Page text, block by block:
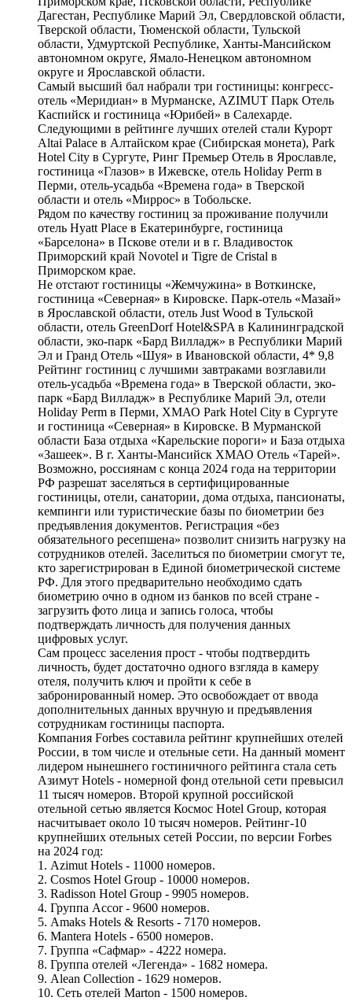
Дагестан, Республике Марий Эл, Свердловской области,
Тверской области, Тюменской области, Тульской
области, Удмуртской Республике, Ханты-Мансийском
автономном округе, Ямало-Ненецком автономном
округе и Ярославской области.
Самый высший бал набрали три гостиницы: конгресс-
отель «Меридиан» в Мурманске, AZIMUT Парк Отель
Каспийск и гостиница «Юрибей» в Салехарде.
Следующими в рейтинге лучших отелей стали Курорт
Altai Palace в Алтайском крае (Сибирская монета), Park
Hotel City в Сургуте, Ринг Премьер Отель в Ярославле,
гостиница «Глазов» в Ижевске, отель Holiday Perm в
Перми, отель-усадьба «Времена года» в Тверской
области и отель «Миррос» в Тобольске.
Рядом по качеству гостиниц за проживание получили
отель Hyatt Place в Екатеринбурге, гостиница
«Барселона» в Пскове отели и в г. Владивосток
Приморский край Novotel и Tigre de Cristal в
Приморском крае.
Не отстают гостиницы «Жемчужина» в Воткинске,
гостиница «Северная» в Кировске. Парк-отель «Мазай»
в Ярославской области, отель Just Wood в Тульской
области, отель GreenDorf Hotel&SPA в Калининградской
области, эко-парк «Бард Вилладж» в Республики Марий
Эл и Гранд Отель «Шуя» в Ивановской области, 4* 9,8
Рейтинг гостиниц с лучшими завтраками возглавили
отель-усадьба «Времена года» в Тверской области, эко-
парк «Бард Вилладж» в Республике Марий Эл, отели
Holiday Perm в Перми, ХМАО Park Hotel City в Сургуте
и гостиница «Северная» в Кировске. В Мурманской
области База отдыха «Карельские пороги» и База отдыха
«Зашеек». В г. Ханты-Мансийск ХМАО Отель «Тарей».
Возможно, россиянам с конца 2024 года на территории
РФ разрешат заселяться в сертифицированные
гостиницы, отели, санатории, дома отдыха, пансионаты,
кемпинги или туристические базы по биометрии без
предъявления документов. Регистрация «без
обязательного ресепшена» позволит снизить нагрузку на
сотрудников отелей. Заселиться по биометрии смогут те,
кто зарегистрирован в Единой биометрической системе
РФ. Для этого предварительно необходимо сдать
биометрию очно в одном из банков по всей стране -
загрузить фото лица и запись голоса, чтобы
подтверждать личность для получения данных
цифровых услуг.
Сам процесс заселения прост - чтобы подтвердить
личность, будет достаточно одного взгляда в камеру
отеля, получить ключ и пройти к себе в
забронированный номер. Это освобождает от ввода
дополнительных данных вручную и предъявления
сотрудникам гостиницы паспорта.
Компания Forbes составила рейтинг крупнейших отелей
России, в том числе и отельные сети. На данный момент
лидером нынешнего гостиничного рейтинга стала сеть
Азимут Hotels - номерной фонд отельной сети превысил
11 тысяч номеров. Второй крупной российской
отельной сетью является Космос Hotel Group, которая
насчитывает около 10 тысяч номеров. Рейтинг-10
крупнейших отельных сетей России, по версии Forbes
на 2024 год:
1. Azimut Hotels - 11000 номеров.
2. Cosmos Hotel Group - 10000 номеров.
3. Radisson Hotel Group - 9905 номеров.
4. Группа Accor - 9600 номеров.
5. Amaks Hotels & Resorts - 7170 номеров.
6. Mantera Hotels - 6500 номеров.
7. Группа «Сафмар» - 4222 номера.
8. Группа отелей «Легенда» - 1682 номера.
9. Alean Collection - 1629 номеров.
10. Сеть отелей Marton - 1500 номеров.